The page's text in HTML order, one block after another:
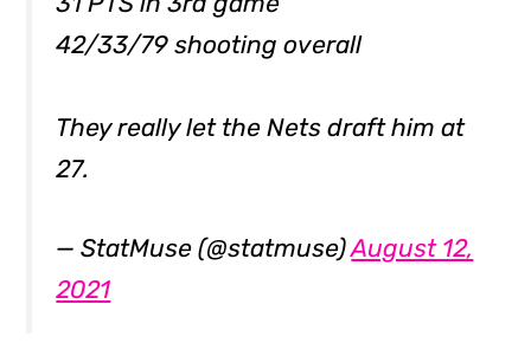
42/33/79 shooting overall
They really let the Nets draft him at
27.
— StatMuse (@statmuse)August 12,
2021